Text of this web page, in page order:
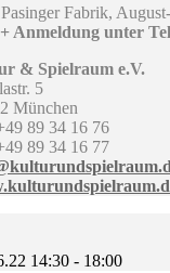
Pasinger Fabrik,
Anmeldung unter
& Spielraum e.V.
5
München
89 34 16 76
89 34 16 77
14:30 - 18:00